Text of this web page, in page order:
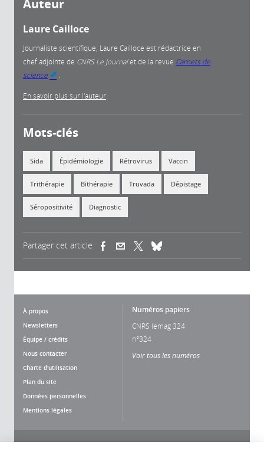
Auteur
Laure Cailloce
Journaliste scientifique, Laure Cailloce est rédactrice en
chef adjointe de CNRS Le Journalet de la revue Carnets de
science
En savoir plus sur l'auteur
Mots-clés
Sida Épidémiologie Rétrovirus Vaccin
Trithérapie Bithérapie Truvada Dépistage
Séropositivité Diagnostic
Partager cet article (link is external)(link is external)
À propos
Newsletters
Équipe / crédits
Nous contacter
Charte d'utilisation
Plan du site
Données personnelles
Mentions légales
Numéros papiers
CNRS lemag 324
n°324
Voir tous les numéros